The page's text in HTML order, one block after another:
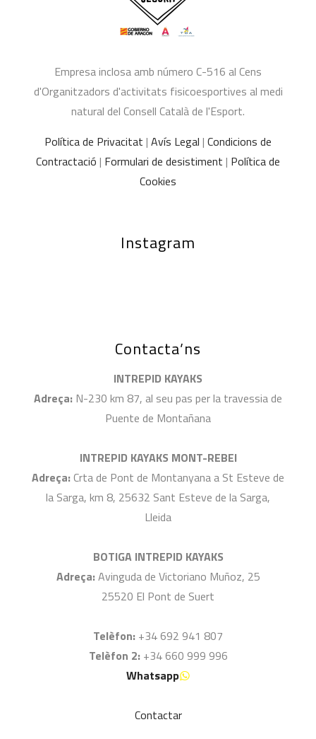
Empresa inclosa amb número C-516 al Cens
d'Organitzadors d'activitats fisicoesportives al medi
natural del Consell Català de l'Esport.
Política de Privacitat | Avís Legal | Condicions de
Contractació | Formulari de desistiment | Política de
Cookies
Instagram
Contacta’ns
INTREPID KAYAKS
Adreça: N-230 km 87, al seu pas per la travessia de
Puente de Montañana
INTREPID KAYAKS MONT-REBEI
Adreça: Crta de Pont de Montanyana a St Esteve de
la Sarga, km 8, 25632 Sant Esteve de la Sarga,
Lleida
BOTIGA INTREPID KAYAKS
Adreça: Avinguda de Victoriano Muñoz, 25
25520 El Pont de Suert
Telèfon: +34 692 941 807
Telèfon 2: +34 660 999 996
Whatsapp
Contactar